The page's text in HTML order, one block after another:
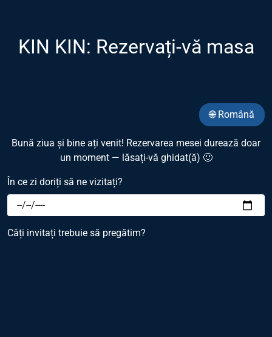
KIN KIN: Rezervați-vă masa
🌐 Română
Bună ziua și bine ați venit! Rezervarea mesei durează doar
un moment — lăsați-vă ghidat(ă) 🙂
În ce zi doriți să ne vizitați?
Câți invitați trebuie să pregătim?